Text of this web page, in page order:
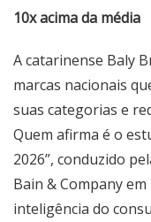
10x acima da média
A catarinense Baly
marcas nacionais
suas categorias e
Quem afirma é o
2026”, conduzido
Bain & Company
inteligência do